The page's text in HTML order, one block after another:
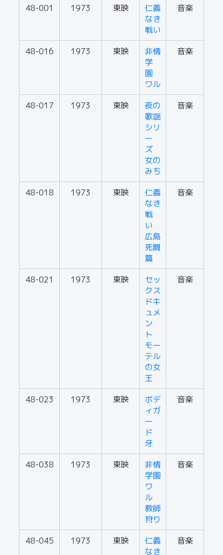
48-001 1973 東映
仁義
なき
戦い
音楽
48-016 1973 東映
非情
学
園
ワル
音楽
48-017 1973 東映
夜の
歌謡
シリ
ー
ズ
女の
みち
音楽
48-018 1973 東映
仁義
なき
戦
い
広島
死闘
篇
音楽
48-021 1973 東映
セッ
クス
ドキ
ュメ
ン
ト
モー
テル
の女
王
音楽
48-023 1973 東映
ボデ
ィガ
ー
ド
牙
音楽
48-038 1973 東映
非情
学園
ワ
ル
教師
狩り
音楽
48-045 1973 東映
仁義
なき
音楽